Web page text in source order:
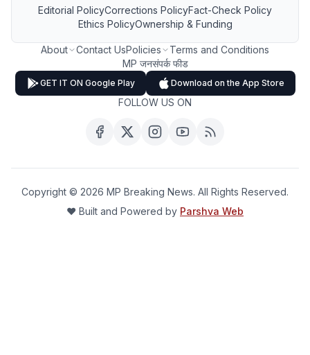
Editorial PolicyCorrections PolicyFact-Check Policy
Ethics PolicyOwnership & Funding
About Contact UsPolicies
Terms and Conditions
MP जनसंपर्क फीड
GET IT ON Google Play Download on the App Store
FOLLOW US ON
Copyright © 2026 MP Breaking News. All Rights Reserved.
❤️ Built and Powered by Parshva Web